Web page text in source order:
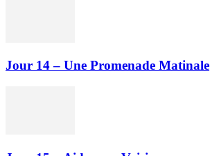
Jour 14 – Une Promenade Matinale